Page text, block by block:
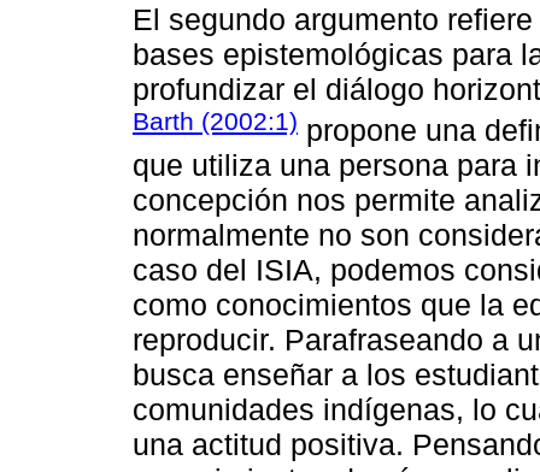
El segundo argumento
bases epistemológicas para
profundizar el diálogo
Barth (2002:1) propone una
que utiliza una persona para
concepción nos permite
normalmente no son
caso del ISIA, podemos
como conocimientos que la
reproducir. Parafraseando a
busca enseñar a los
comunidades indígenas, lo
una actitud positiva.